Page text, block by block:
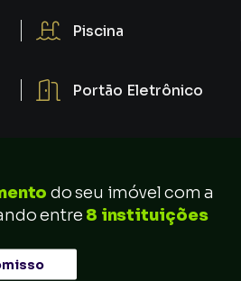
Piscina
Portão Eletrônico
do seu imóvel com a
entre 8 instituições